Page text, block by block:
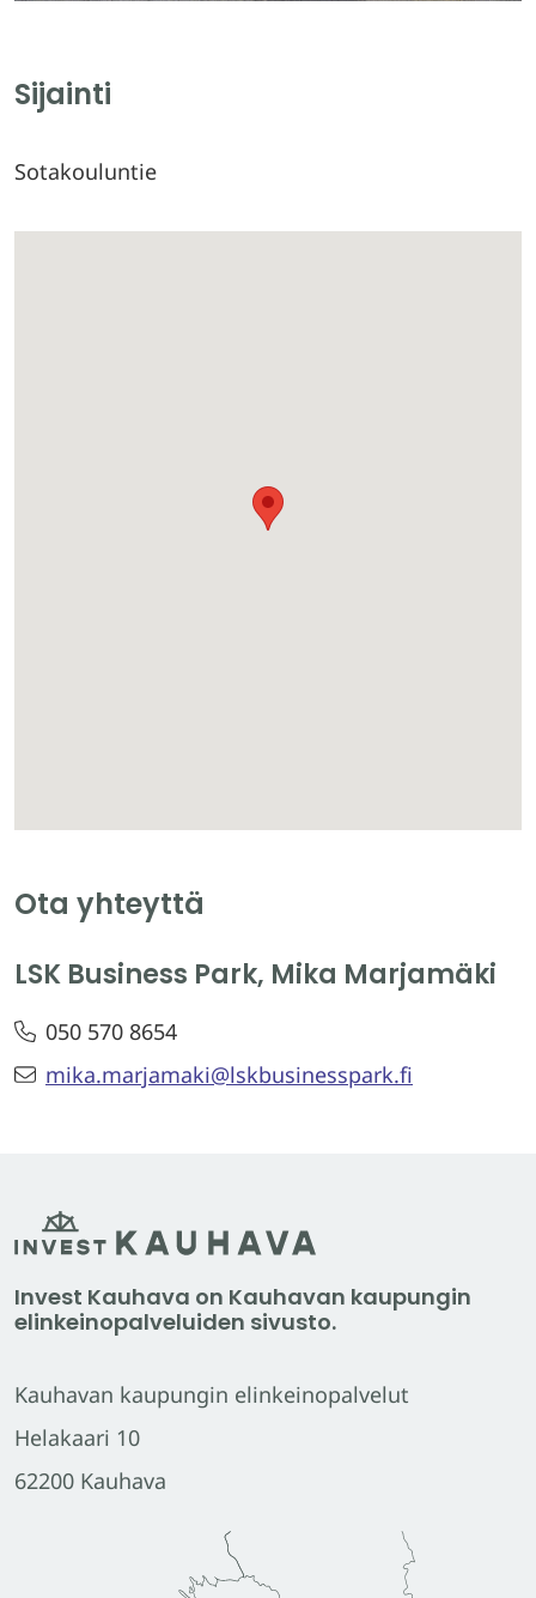
Sijainti
Sotakouluntie
Ota yhteyttä
LSK Business Park, Mika Marjamäki
050 570 8654
mika.marjamaki@lskbusinesspark.fi
Invest Kauhava on Kauhavan kaupungin
elinkeinopalveluiden sivusto.
Kauhavan kaupungin elinkeinopalvelut
Helakaari 10
62200 Kauhava